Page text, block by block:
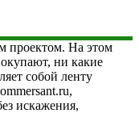
проектом. На этом
ни какие
собой ленту
искажения,